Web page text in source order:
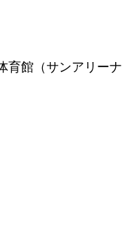
育館（サンアリーナ